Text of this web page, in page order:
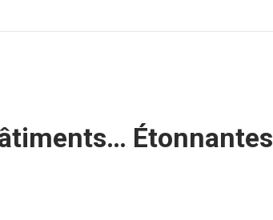
Étonnantes